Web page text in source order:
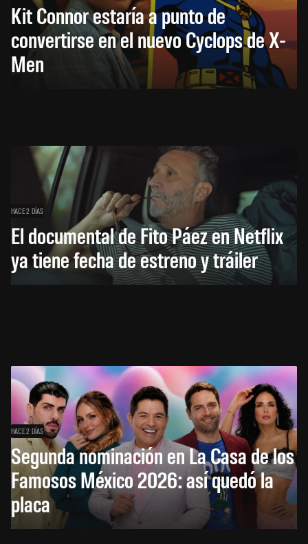
Kit Connor estaría a punto de
convertirse en el nuevo Cyclops de X-
Men
HACE 2 DÍAS
El documental de Fito Páez en Netflix
ya tiene fecha de estreno y tráiler
HACE 2 DÍAS
Segunda nominación en La Casa de los
Famosos México 2026: así quedó la
placa